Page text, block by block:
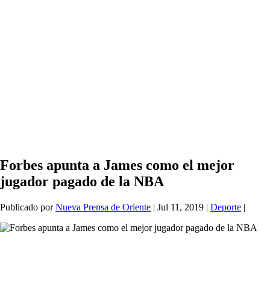
Forbes apunta a James como el mejor
jugador pagado de la NBA
Publicado porNueva Prensa de Oriente | Jul 11, 2019 | Deporte |